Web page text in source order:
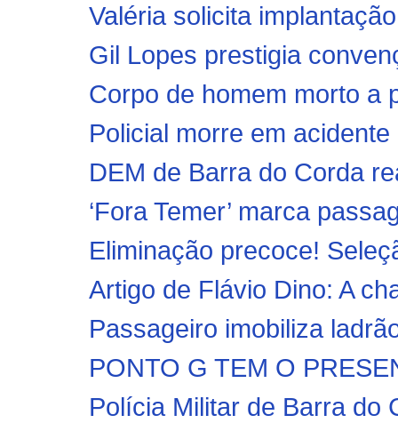
Valéria solicita
Gil Lopes prestigia
Corpo de homem morto a
Policial morre em
DEM de Barra do Corda
‘Fora Temer’ marca
Eliminação precoce!
Artigo de Flávio Dino: A
Passageiro imobiliza
PONTO G TEM O
Polícia Militar de Barra do